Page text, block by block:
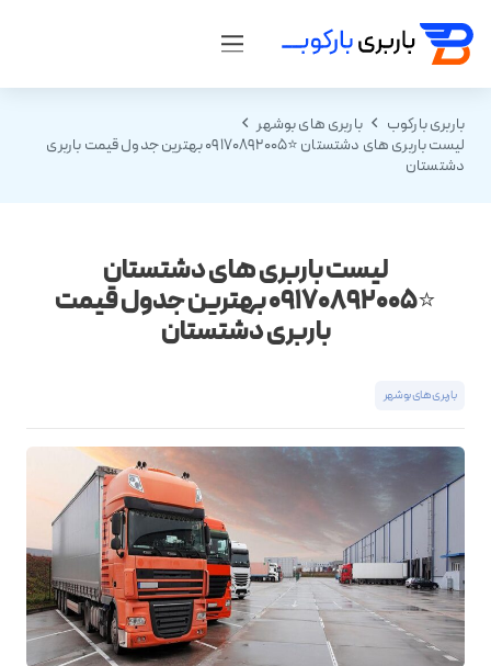
باربری بارکوب
باربری های بوشهر
لیست باربری های دشتستان ⭐️09170892005 بهترین جدول قیمت باربری
دشتستان
لیست باربری های دشتستان
⭐️09170892005 بهترین جدول قیمت
باربری دشتستان
باربری های بوشهر